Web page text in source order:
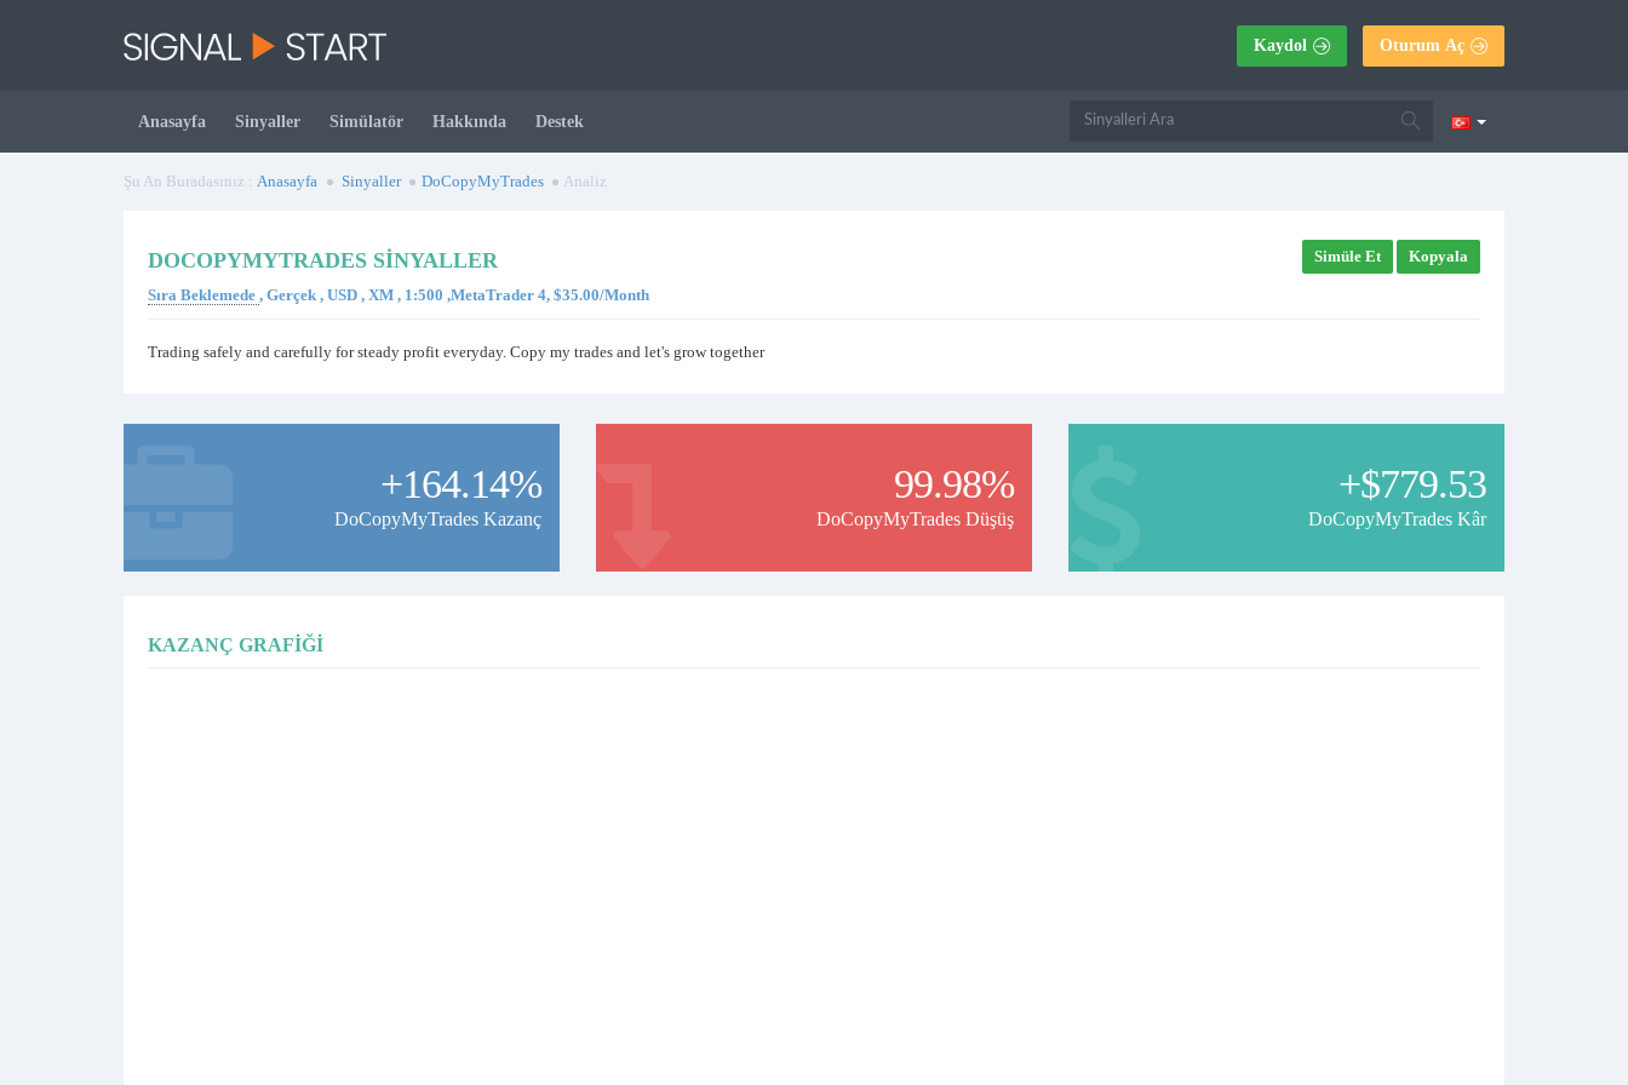
Kaydol Oturum Aç
Anasayfa Sinyaller Simülatör Hakkında Destek
Şu An Buradasınız : Anasayfa Sinyaller DoCopyMyTrades Analiz
DOCOPYMYTRADES SINYALLER
Sıra Beklemede , Gerçek , USD , XM , 1:500 ,MetaTrader 4, $35.00/Month
Simüle Et Kopyala
Trading safely and carefully for steady profit everyday. Copy my trades and let's grow together
+164.14%
DoCopyMyTrades Kazanç
99.98%
DoCopyMyTrades Düşüş
+$779.53
DoCopyMyTrades Kâr
KAZANÇ GRAFIĞI